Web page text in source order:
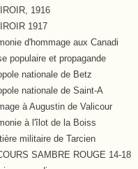
1916
1917
d'hommage aux Canadi
populaire et propagande
nationale de Betz
nationale de Saint-A
à Augustin de Valicour
à l'îlot de la Boiss
militaire de Tarcien
SAMBRE ROUGE 14-18